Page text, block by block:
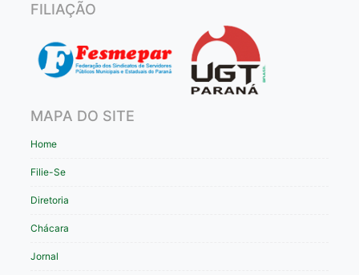
FILIAÇÃO
MAPA DO SITE
Home
Filie-Se
Diretoria
Chácara
Jornal